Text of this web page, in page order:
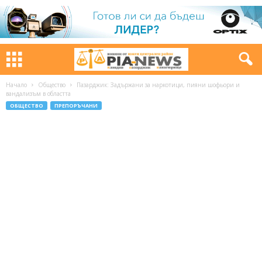
Начало Общество
Пазарджик: Задържани за наркотици, пияни шофьори и
вандализъм в областта
ОБЩЕСТВО ПРЕПОРЪЧАНИ